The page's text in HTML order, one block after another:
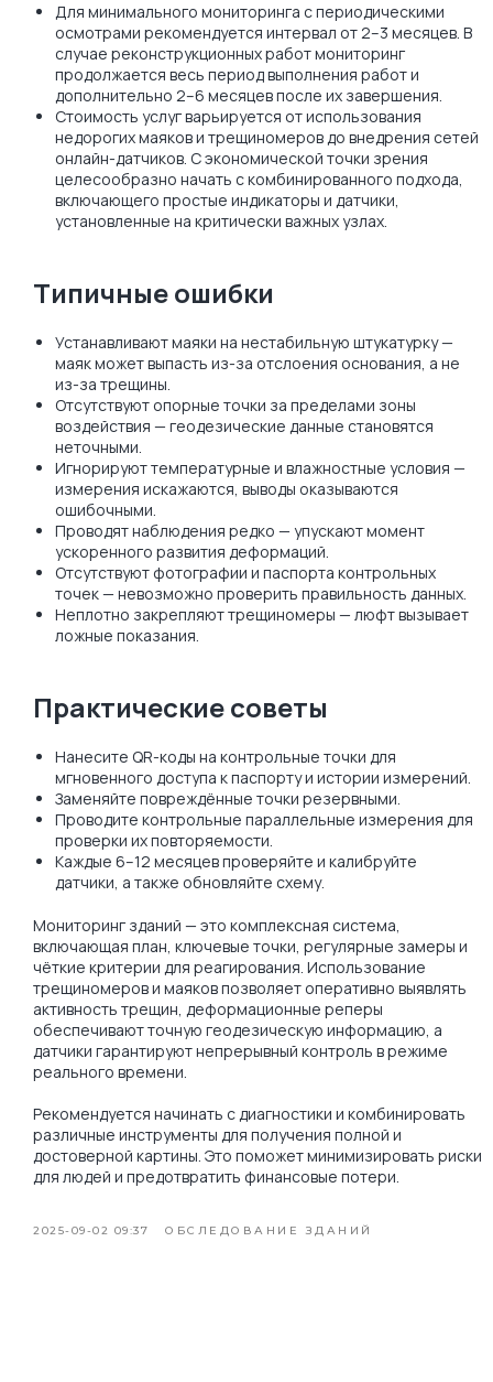
Для минимального мониторинга с периодическими
осмотрами рекомендуется интервал от 2–3 месяцев. В
случае реконструкционных работ мониторинг
продолжается весь период выполнения работ и
дополнительно 2–6 месяцев после их завершения.
Стоимость услуг варьируется от использования
недорогих маяков и трещиномеров до внедрения сетей
онлайн-датчиков. С экономической точки зрения
целесообразно начать с комбинированного подхода,
включающего простые индикаторы и датчики,
установленные на критически важных узлах.
Типичные ошибки
Устанавливают маяки на нестабильную штукатурку —
маяк может выпасть из-за отслоения основания, а не
из-за трещины.
Отсутствуют опорные точки за пределами зоны
воздействия — геодезические данные становятся
неточными.
Игнорируют температурные и влажностные условия —
измерения искажаются, выводы оказываются
ошибочными.
Проводят наблюдения редко — упускают момент
ускоренного развития деформаций.
Отсутствуют фотографии и паспорта контрольных
точек — невозможно проверить правильность данных.
Неплотно закрепляют трещиномеры — люфт вызывает
ложные показания.
Практические советы
Нанесите QR-коды на контрольные точки для
мгновенного доступа к паспорту и истории измерений.
Заменяйте повреждённые точки резервными.
Проводите контрольные параллельные измерения для
проверки их повторяемости.
Каждые 6–12 месяцев проверяйте и калибруйте
датчики, а также обновляйте схему.
Мониторинг зданий — это комплексная система,
включающая план, ключевые точки, регулярные замеры и
чёткие критерии для реагирования. Использование
трещиномеров и маяков позволяет оперативно выявлять
активность трещин, деформационные реперы
обеспечивают точную геодезическую информацию, а
датчики гарантируют непрерывный контроль в режиме
реального времени.
Рекомендуется начинать с диагностики и комбинировать
различные инструменты для получения полной и
достоверной картины. Это поможет минимизировать риски
для людей и предотвратить финансовые потери.
2025-09-02 09:37 ОБСЛЕДОВАНИЕ ЗДАНИЙ